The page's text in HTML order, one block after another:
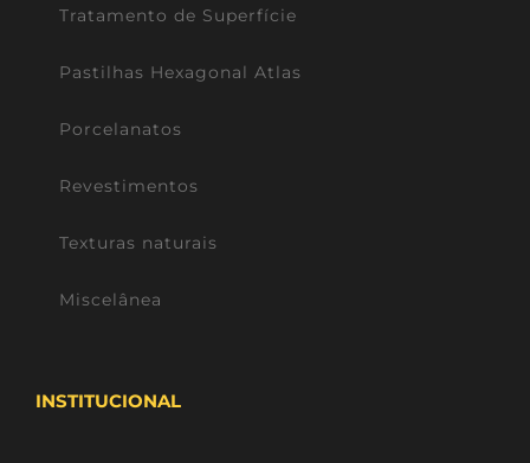
Tratamento de Superfície
Pastilhas Hexagonal Atlas
Porcelanatos
Revestimentos
Texturas naturais
Miscelânea
INSTITUCIONAL